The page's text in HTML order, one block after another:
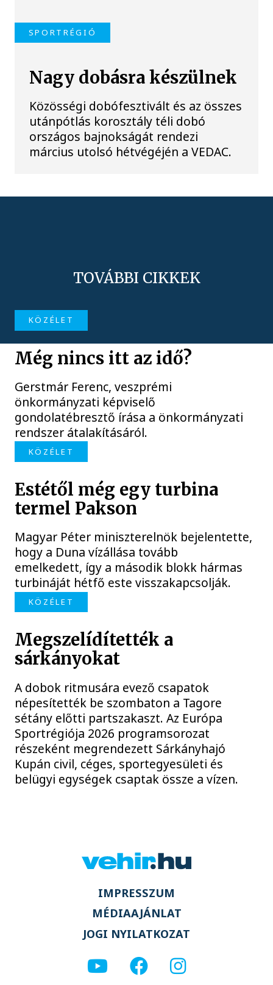
SPORTRÉGIÓ
Nagy dobásra készülnek
Közösségi dobófesztivált és az összes
utánpótlás korosztály téli dobó
országos bajnokságát rendezi
március utolsó hétvégéjén a VEDAC.
TOVÁBBI CIKKEK
KÖZÉLET
Még nincs itt az idő?
Gerstmár Ferenc, veszprémi
önkormányzati képviselő
gondolatébresztő írása a önkormányzati
rendszer átalakításáról.
KÖZÉLET
Estétől még egy turbina
termel Pakson
Magyar Péter miniszterelnök bejelentette,
hogy a Duna vízállása tovább
emelkedett, így a második blokk hármas
turbináját hétfő este visszakapcsolják.
KÖZÉLET
Megszelídítették a
sárkányokat
A dobok ritmusára evező csapatok
népesítették be szombaton a Tagore
sétány előtti partszakaszt. Az Európa
Sportrégiója 2026 programsorozat
részeként megrendezett Sárkányhajó
Kupán civil, céges, sportegyesületi és
belügyi egységek csaptak össze a vízen.
IMPRESSZUM
MÉDIAAJÁNLAT
JOGI NYILATKOZAT